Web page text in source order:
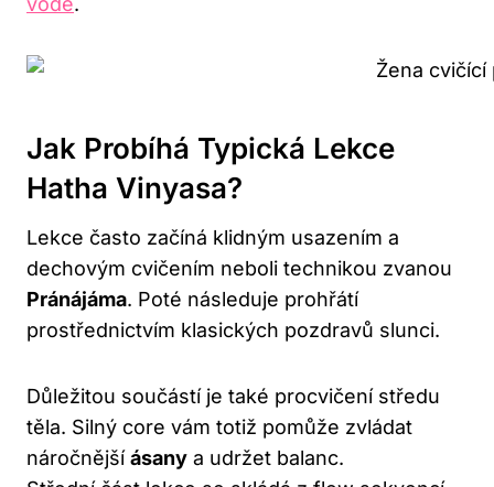
Jak Probíhá Typická Lekce
Hatha Vinyasa?
Lekce často začíná klidným usazením a
dechovým cvičením neboli technikou zvanou
Pránájáma. Poté následuje prohřátí
prostřednictvím klasických pozdravů slunci.
Důležitou součástí je také procvičení středu
těla. Silný core vám totiž pomůže zvládat
náročnějšíásany a udržet balanc.